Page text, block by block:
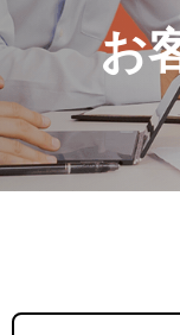
社長挨拶
の取り組みについて
システム開発
SYSTEM
Webシステム開発
お